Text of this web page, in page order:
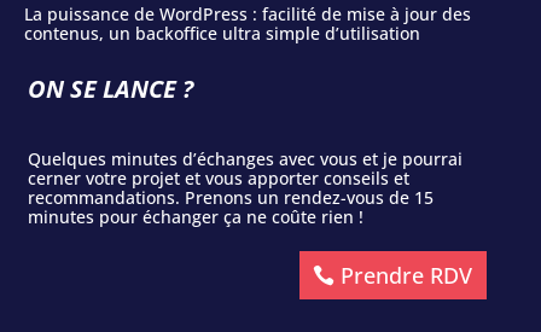
La puissance de WordPress : facilité de mise à jour des
contenus, un backoffice ultra simple d’utilisation
ON SE LANCE ?
Quelques minutes d’échanges avec vous et je pourrai
cerner votre projet et vous apporter conseils et
recommandations. Prenons un rendez-vous de 15
minutes pour échanger ça ne coûte rien !
Prendre RDV